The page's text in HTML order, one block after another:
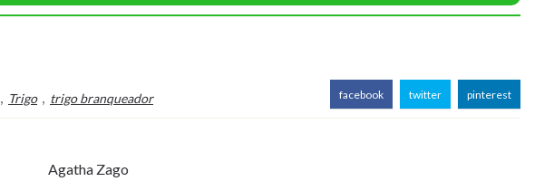
, Trigo , trigo branqueador facebook twitter pinterest
Agatha Zago